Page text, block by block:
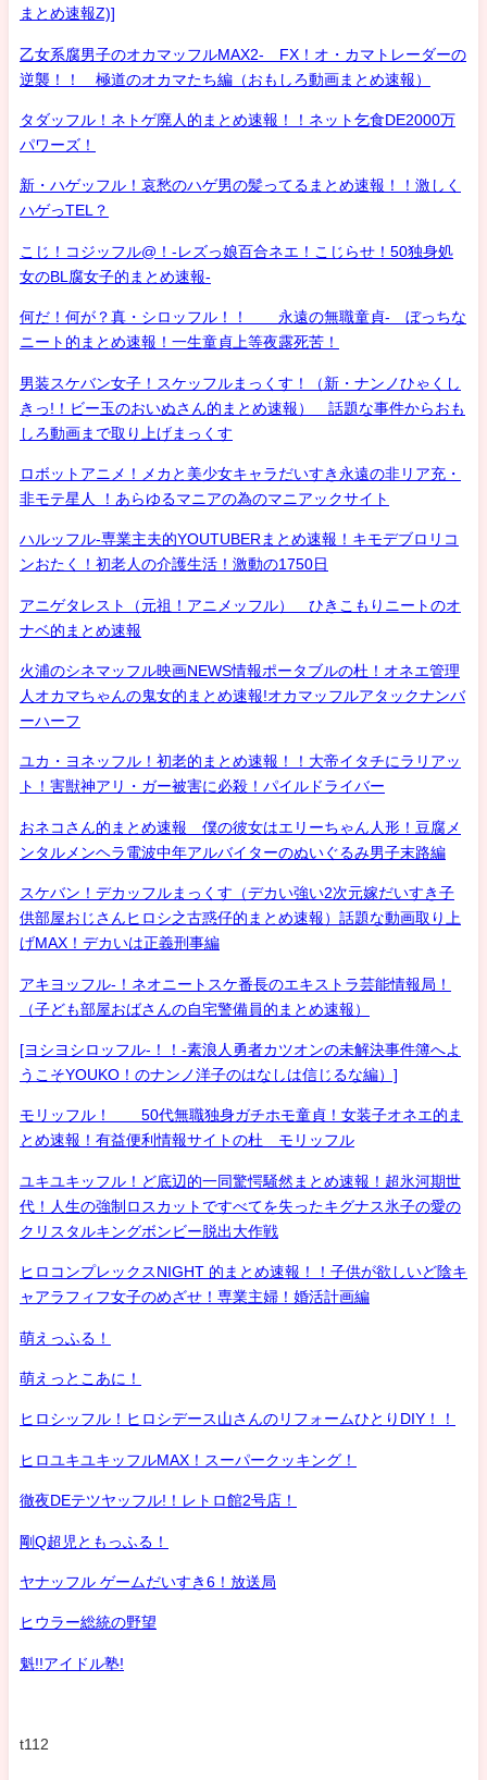
まとめ速報Z)]
乙女系腐男子のオカマッフルMAX2- FX！オ・カマトレーダーの
逆襲！！ 極道のオカマたち編（おもしろ動画まとめ速報）
タダッフル！ネトゲ廃人的まとめ速報！！ネット乞食DE2000万
パワーズ！
新・ハゲッフル！哀愁のハゲ男の髪ってるまとめ速報！！激しく
ハゲっTEL？
こじ！コジッフル@！-レズっ娘百合ネエ！こじらせ！50独身処
女のBL腐女子的まとめ速報-
何だ！何が？真・シロッフル！！ 永遠の無職童貞- ぼっちな
ニート的まとめ速報！一生童貞上等夜露死苦！
男装スケバン女子！スケッフルまっくす！（新・ナンノひゃくし
きっ!！ビー玉のおいぬさん的まとめ速報） 話題な事件からおも
しろ動画まで取り上げまっくす
ロボットアニメ！メカと美少女キャラだいすき永遠の非リア充・
非モテ星人 ！あらゆるマニアの為のマニアックサイト
ハルッフル-専業主夫的YOUTUBERまとめ速報！キモデブロリコ
ンおたく！初老人の介護生活！激動の1750日
アニゲタレスト（元祖！アニメッフル） ひきこもりニートのオ
ナベ的まとめ速報
火浦のシネマッフル映画NEWS情報ポータブルの杜！オネエ管理
人オカマちゃんの鬼女的まとめ速報!オカマッフルアタックナンバ
ーハーフ
ユカ・ヨネッフル！初老的まとめ速報！！大帝イタチにラリアッ
ト！害獣神アリ・ガー被害に必殺！パイルドライバー
おネコさん的まとめ速報 僕の彼女はエリーちゃん人形！豆腐メ
ンタルメンヘラ電波中年アルバイターのぬいぐるみ男子末路編
スケバン！デカッフルまっくす（デカい強い2次元嫁だいすき子
供部屋おじさんヒロシ之古惑仔的まとめ速報）話題な動画取り上
げMAX！デカいは正義刑事編
アキヨッフル-！ネオニートスケ番長のエキストラ芸能情報局！
（子ども部屋おばさんの自宅警備員的まとめ速報）
[ヨシヨシロッフル-！！-素浪人勇者カツオンの未解決事件簿へよ
うこそYOUKO！のナンノ洋子のはなしは信じるな編）]
モリッフル！ 50代無職独身ガチホモ童貞！女装子オネエ的ま
とめ速報！有益便利情報サイトの杜 モリッフル
ユキユキッフル！ど底辺的一同驚愕騒然まとめ速報！超氷河期世
代！人生の強制ロスカットですべてを失ったキグナス氷子の愛の
クリスタルキングボンビー脱出大作戦
ヒロコンプレックスNIGHT 的まとめ速報！！子供が欲しいど陰キ
ャアラフィフ女子のめざせ！専業主婦！婚活計画編
萌えっふる！
萌えっとこあに！
ヒロシッフル！ヒロシデース山さんのリフォームひとりDIY！！
ヒロユキユキッフルMAX！スーパークッキング！
徹夜DEテツヤッフル!！レトロ館2号店！
剛Q超児ともっふる！
ヤナッフル ゲームだいすき6！放送局
ヒウラー総統の野望
魁!!アイドル塾!
t112